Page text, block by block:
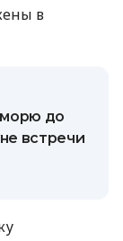
в
до
встречи